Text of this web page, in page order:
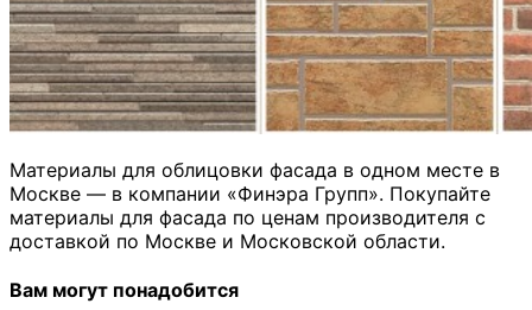
Материалы для облицовки фасада в одном месте в
Москве — в компании «Финэра Групп». Покупайте
материалы для фасада по ценам производителя с
доставкой по Москве и Московской области.
Вам могут понадобится